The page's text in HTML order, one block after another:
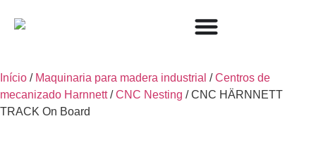
Início / Maquinaria para madera industrial /Centros de
mecanizado Harnnett/CNC Nesting / CNC HÄRNNETT
TRACK On Board